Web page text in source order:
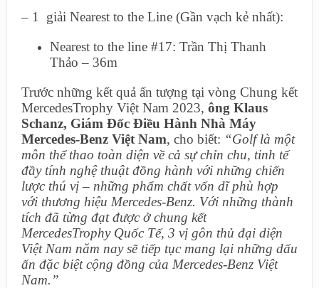
– 1 giải Nearest to the Line (Gần vạch kẻ nhất):
Nearest to the line #17: Trần Thị Thanh
Thảo – 36m
Trước những kết quả ấn tượng tại vòng Chung kết
MercedesTrophy Việt Nam 2023, ông Klaus
Schanz, Giám Đốc Điều Hành Nhà Máy
Mercedes-Benz Việt Nam, cho biết: “Golf là một
môn thể thao toàn diện về cả sự chỉn chu, tinh tế
đầy tính nghệ thuật đồng hành với những chiến
lược thú vị – những phẩm chất vốn dĩ phù hợp
với thương hiệu Mercedes-Benz. Với những thành
tích đã từng đạt được ở chung kết
MercedesTrophy Quốc Tế, 3 vị gôn thủ đại diện
Việt Nam năm nay sẽ tiếp tục mang lại những dấu
ấn đặc biệt cộng đồng của Mercedes-Benz Việt
Nam.”